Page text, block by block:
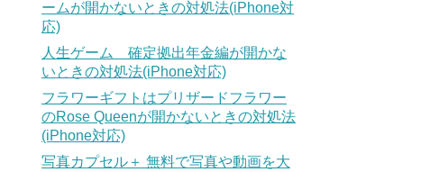
ームが開かないときの対処法(iPhone対
応)
人生ゲーム 確定拠出年金編が開かな
いときの対処法(iPhone対応)
フラワーギフトはプリザードフラワー
のRose Queenが開かないときの対処法
(iPhone対応)
写真カプセル＋ 無料で写真や動画を大